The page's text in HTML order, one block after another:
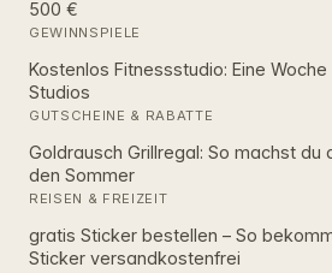
500 €
GEWINNSPIELE
Kostenlos Fitnessstudio: Eine
Studios
GUTSCHEINE & RABATTE
Goldrausch Grillregal: So machst du
den Sommer
REISEN & FREIZEIT
gratis Sticker bestellen – So
Sticker versandkostenfrei